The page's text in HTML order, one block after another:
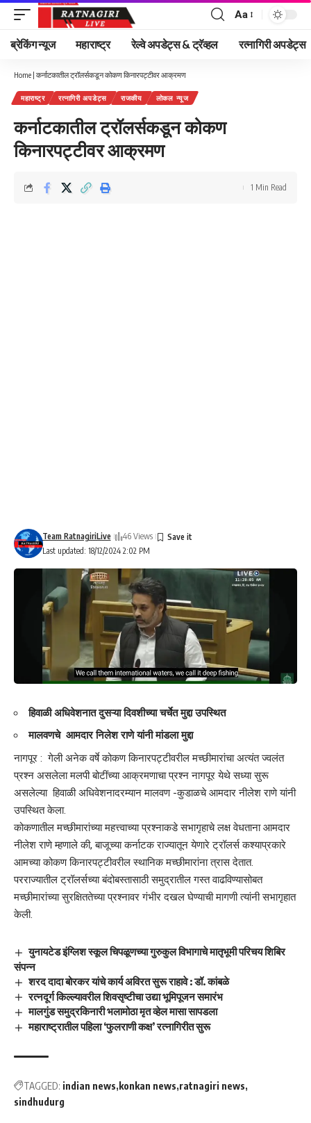
Font
Resizer
Aa
ब्रेकिंग न्यूज महाराष्ट्र रेल्वे अपडेट्स & ट्रॅव्हल रत्नागिरी अपडेट्स
Home | कर्नाटकातील ट्रॉलर्सकडून कोकण किनारपट्टीवर आक्रमण
महाराष्ट्र रत्नागिरी अपडेट्स राजकीय लोकल न्यूज
कर्नाटकातील ट्रॉलर्सकडून कोकण
किनारपट्टीवर आक्रमण
Last updated: 18/12/2024 2:02 PM
Team RatnagiriLive 46 Views
1 Min Read
हिवाळी अधिवेशनात दुसऱ्या दिवशीच्या चर्चेत मुद्दा उपस्थित
मालवणचे आमदार निलेश राणे यांनी मांडला मुद्दा
नागपूर : गेली अनेक वर्षे कोकण किनारपट्टीवरील मच्छीमारांचा अत्यंत ज्वलंत
प्रश्न असलेला मलपी बोटींच्या आक्रमणाचा प्रश्न नागपूर येथे सध्या सुरू
असलेल्या हिवाळी अधिवेशनादरम्यान मालवण -कुडाळचे आमदार नीलेश राणे यांनी
उपस्थित केला.
कोकणातील मच्छीमारांच्या महत्त्वाच्या प्रश्नाकडे सभागृहाचे लक्ष वेधताना आमदार
नीलेश राणे म्हणाले की, बाजूच्या कर्नाटक राज्यातून येणारे ट्रॉलर्स कश्याप्रकारे
आमच्या कोकण किनारपट्टीवरील स्थानिक मच्छीमारांना त्रास देतात.
परराज्यातील ट्रॉलर्सच्या बंदोबस्तासाठी समुद्रातील गस्त वाढविण्यासोबत
मच्छीमारांच्या सुरक्षिततेच्या प्रश्नावर गंभीर दखल घेण्याची मागणी त्यांनी सभागृहात
केली.
युनायटेड इंग्लिश स्कूल चिपळूणच्या गुरुकुल विभागाचे मातृभूमी परिचय शिबिर
संपन्न
शरद दादा बोरकर यांचे कार्य अविरत सुरू राहावे : डॉ. कांबळे
रत्नदूर्ग किल्ल्यावरील शिवसृष्टीचा उद्या भूमिपूजन समारंभ
मालगुंड समुद्रकिनारी भलामोठा मृत व्हेल मासा सापडला
महाराष्ट्रातील पहिला ‘फुलराणी कक्ष’ रत्नागिरीत सुरू
TAGGED: indian news konkan news ratnagiri news
sindhudurg